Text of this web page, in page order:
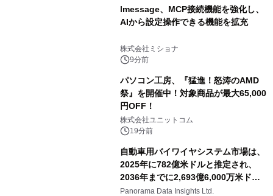
lmessage、MCP接続機能を強化し、
AIから設定操作できる機能を拡充
株式会社ミショナ
9分前
パソコン工房、『猛進！怒涛のAMD
祭』を開催中！対象商品が最大65,000
円OFF！
株式会社ユニットコム
19分前
自動車用バイワイヤシステム市場は、
2025年に782億米ドルと推定され、
2036年までに2,693億6,000万米ドル
に達すると予測されており、予測期間
Panorama Data Insights Ltd.